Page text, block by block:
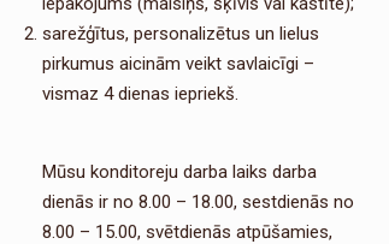
sarežģītus, personalizētus un lielus
pirkumus aicinām veikt savlaicīgi –
vismaz 4 dienas iepriekš.
Mūsu konditoreju darba laiks darba
dienās ir no 8.00 – 18.00, sestdienās no
8.00 – 15.00, svētdienās atpūšamies,